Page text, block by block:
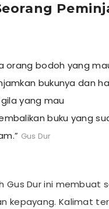
orang bodoh yang
bukunya dan
yang mau
buku yang
Gus Dur
Gus Dur ini membuat
kepayang. Kalimat